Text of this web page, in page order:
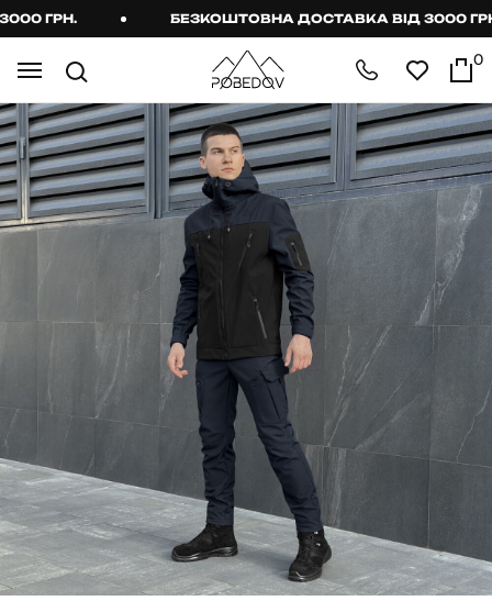
ГРН. БЕЗКОШТОВНА ДОСТАВКА ВІД 3000 ГРН.
0